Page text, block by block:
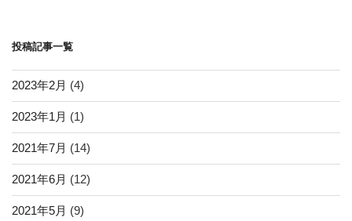
ン
投稿記事一覧
2023年2月 (4)
2023年1月 (1)
2021年7月 (14)
2021年6月 (12)
2021年5月 (9)